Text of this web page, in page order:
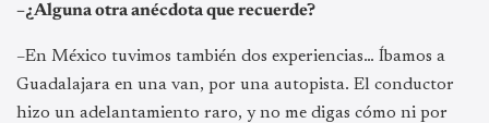
–¿Alguna otra anécdota que recuerde?
–En México tuvimos también dos experiencias… Íbamos a
Guadalajara en una van, por una autopista. El conductor
hizo un adelantamiento raro, y no me digas cómo ni por